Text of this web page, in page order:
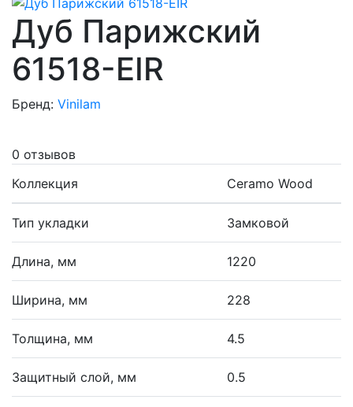
Дуб Парижский
61518-EIR
Бренд: Vinilam
0 отзывов
Коллекция
Ceramo Wood
Тип укладки Замковой
Длина, мм 1220
Ширина, мм 228
Толщина, мм 4.5
Защитный слой, мм 0.5